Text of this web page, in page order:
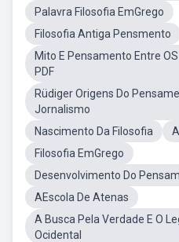
Palavra Filosofia EmGrego
Filosofia Antiga Pensmento
Mito E Pensamento Entre
PDF
Rüdiger Origens Do
Jornalismo
Nascimento Da Filosofia
Filosofia EmGrego
Desenvolvimento Do
AEscola De Atenas
A Busca Pela Verdade E O
Ocidental